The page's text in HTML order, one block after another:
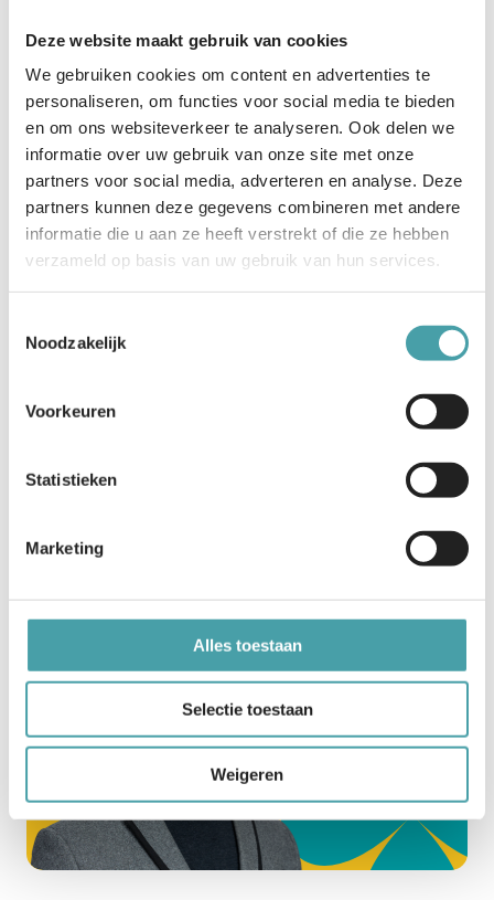
Deze website maakt gebruik van cookies
We gebruiken cookies om content en advertenties te
personaliseren, om functies voor social media te bieden
en om ons websiteverkeer te analyseren. Ook delen we
informatie over uw gebruik van onze site met onze
partners voor social media, adverteren en analyse. Deze
partners kunnen deze gegevens combineren met andere
informatie die u aan ze heeft verstrekt of die ze hebben
verzameld op basis van uw gebruik van hun services.
Noodzakelijk
Voorkeuren
Statistieken
Marketing
Alles toestaan
Selectie toestaan
Weigeren
Meld je hier aan om mee te denken
Stel je vragen gerust aan mij
HP Köhler
Afsprakenstelsel
Stuur een e-mail